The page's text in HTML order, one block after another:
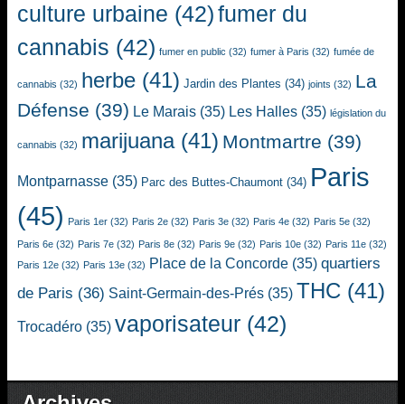
culture urbaine (42)fumer du
cannabis (42) fumer en public (32) fumer à Paris (32) fumée de
cannabis (32) herbe (41) Jardin des Plantes (34) joints (32) La
Défense (39) Le Marais (35) Les Halles (35) législation du
cannabis (32) marijuana(41) Montmartre (39)
Montparnasse (35) Parc des Buttes-Chaumont (34) Paris
(45) Paris 1er (32) Paris 2e (32) Paris 3e (32) Paris 4e (32) Paris 5e (32)
Paris 6e (32) Paris 7e (32) Paris 8e (32) Paris 9e (32) Paris 10e (32) Paris 11e (32)
Paris 12e (32) Paris 13e (32) Place de la Concorde (35) quartiers
de Paris (36) Saint-Germain-des-Prés (35) THC (41)
Trocadéro (35) vaporisateur (42)